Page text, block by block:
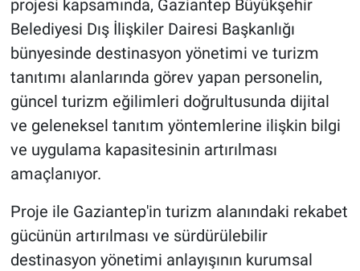
projesi kapsamında, Gaziantep Büyükşehir
Belediyesi Dış İlişkiler Dairesi Başkanlığı
bünyesinde destinasyon yönetimi ve turizm
tanıtımı alanlarında görev yapan personelin,
güncel turizm eğilimleri doğrultusunda dijital
ve geleneksel tanıtım yöntemlerine ilişkin bilgi
ve uygulama kapasitesinin artırılması
amaçlanıyor.
Proje ile Gaziantep'in turizm alanındaki rekabet
gücünün artırılması ve sürdürülebilir
destinasyon yönetimi anlayışının kurumsal